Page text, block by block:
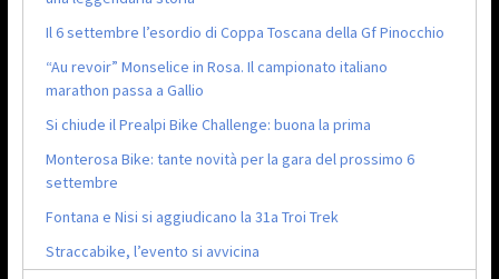
Il 6 settembre l’esordio di Coppa Toscana della Gf Pinocchio
“Au revoir” Monselice in Rosa. Il campionato italiano
marathon passa a Gallio
Si chiude il Prealpi Bike Challenge: buona la prima
Monterosa Bike: tante novità per la gara del prossimo 6
settembre
Fontana e Nisi si aggiudicano la 31a Troi Trek
Straccabike, l’evento si avvicina